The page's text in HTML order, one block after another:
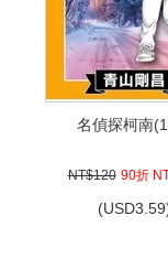
名偵探柯南
NT$120 90折
(USD